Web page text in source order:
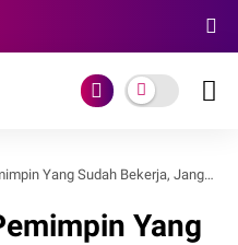
Bekerja, Jangan Pilih Yang Baru Coba - coba
Yang